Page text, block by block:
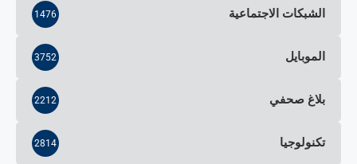
الشبكات الاجتماعية 1476
الموبايل 3752
بلاغ صحفي 2212
تكنولوجيا 2814